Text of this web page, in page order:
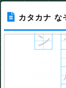
カタカナ な